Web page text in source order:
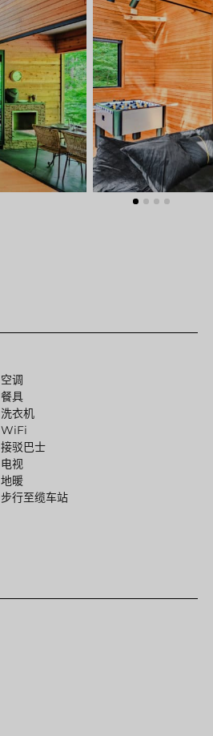
空调
餐具
洗衣机
WiFi
接驳巴士
电视
地暖
步行至缆车站